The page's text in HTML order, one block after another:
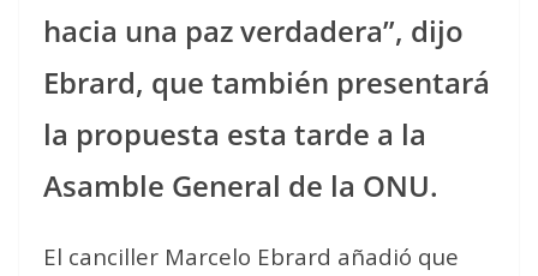
hacia una paz verdadera”, dijo
Ebrard, que también presentará
la propuesta esta tarde a la
Asamble General de la ONU.
El canciller Marcelo Ebrard añadió que